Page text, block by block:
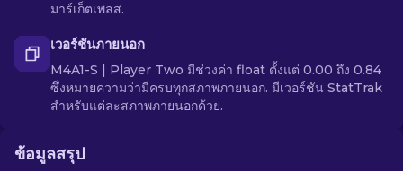
มาร์เก็ตเพลส.
เวอร์ชันภายนอก
M4A1-S | Player Two มีช่วงค่า float ตั้งแต่ 0.00 ถึง 0.84
ซึ่งหมายความว่ามีครบทุกสภาพภายนอก. มีเวอร์ชัน StatTrak
สำหรับแต่ละสภาพภายนอกด้วย.
ข้อมูลสรุป